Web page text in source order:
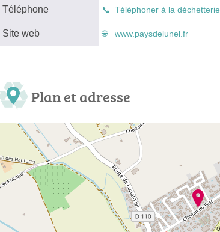
Téléphone Téléphoner à la déchetterie
Site web www.paysdelunel.fr
Plan et adresse